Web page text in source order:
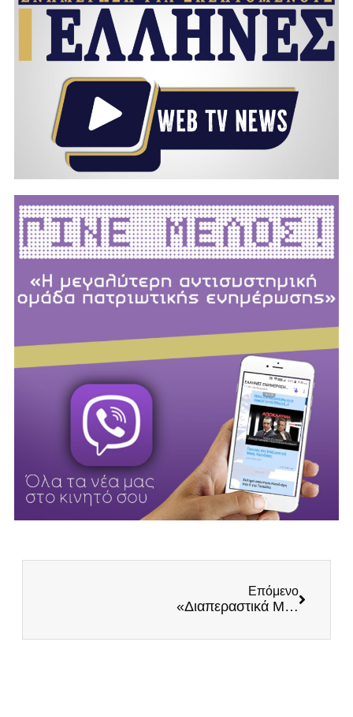
Επόμενο
«Διαπεραστικά Μάτια»: Το ανατριχιαστικό πρόγραμμα της Κίνας για την επιτήρηση της ζωής των πολιτών